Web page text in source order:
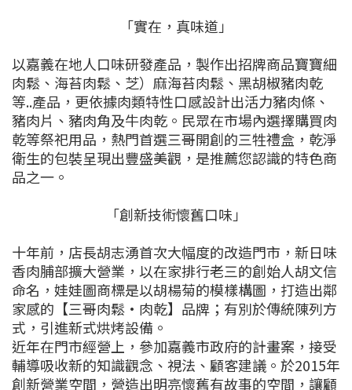
「實在，真味道」
以嘉義在地人口味研發產品，製作出招牌商品寶寶細
肉鬆、海苔肉鬆、芝）麻海苔肉鬆、黑胡椒豬肉乾
等..產品，更依據肉類特性口感設計出活力豬肉條、
豬肉片、豬肉角及牛肉乾。民眾在市場內選擇購買肉
乾等祭祀用品，熱門首選三哥開創的三牲禮盒，乾淨
衛生的包裝呈現出豐盛美觀，是推薦您認識的特色商
品之一。
「創新技術懷舊口味」
十年前，店長胡志湧首次大幅度的改造門市，新日味
香肉脯部擴大營業，以在家排行老三的創始人胡文信
命名，娃娃圖商標是以胡楊菊的模樣構圖，打造出鄰
家感的【三哥肉鬆•肉乾】品牌；有別於傳統陳列方
式，引進新式烘烤設備。
近年在門市經營上，參加嘉義市政府的計畫案，接受
輔導吸收新的知識觀念、視法、顧客建議。於2015年
創新營業空間，營造出明亮懷舊有故事的空間，讓顧